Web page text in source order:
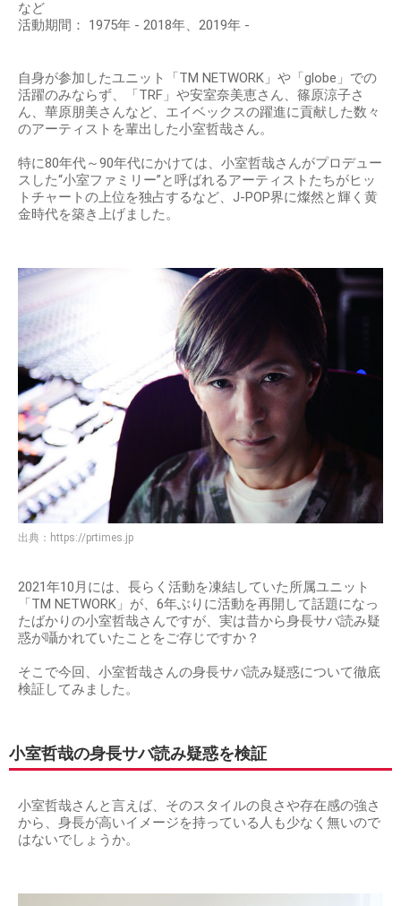
など
活動期間： 1975年 - 2018年、2019年 -
自身が参加したユニット「TM NETWORK」や「globe」での
活躍のみならず、「TRF」や安室奈美恵さん、篠原涼子さ
ん、華原朋美さんなど、エイベックスの躍進に貢献した数々
のアーティストを輩出した小室哲哉さん。
特に80年代～90年代にかけては、小室哲哉さんがプロデュー
スした“小室ファミリー”と呼ばれるアーティストたちがヒッ
トチャートの上位を独占するなど、J-POP界に燦然と輝く黄
金時代を築き上げました。
出典： https://prtimes.jp
2021年10月には、長らく活動を凍結していた所属ユニット
「TM NETWORK」が、6年ぶりに活動を再開して話題になっ
たばかりの小室哲哉さんですが、実は昔から身長サバ読み疑
惑が囁かれていたことをご存じですか？
そこで今回、小室哲哉さんの身長サバ読み疑惑について徹底
検証してみました。
小室哲哉の身長サバ読み疑惑を検証
小室哲哉さんと言えば、そのスタイルの良さや存在感の強さ
から、身長が高いイメージを持っている人も少なく無いので
はないでしょうか。